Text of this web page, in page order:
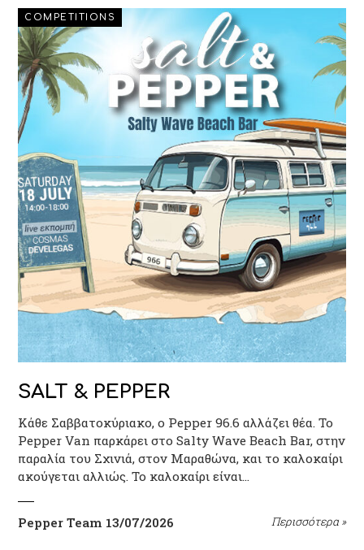
COMPETITIONS
SALT & PEPPER
Κάθε Σαββατοκύριακο, ο Pepper 96.6 αλλάζει θέα. Το
Pepper Van παρκάρει στο Salty Wave Beach Bar, στην
παραλία του Σχινιά, στον Μαραθώνα, και το καλοκαίρι
ακούγεται αλλιώς. Το καλοκαίρι είναι…
Pepper Team 13/07/2026 Περισσότερα »